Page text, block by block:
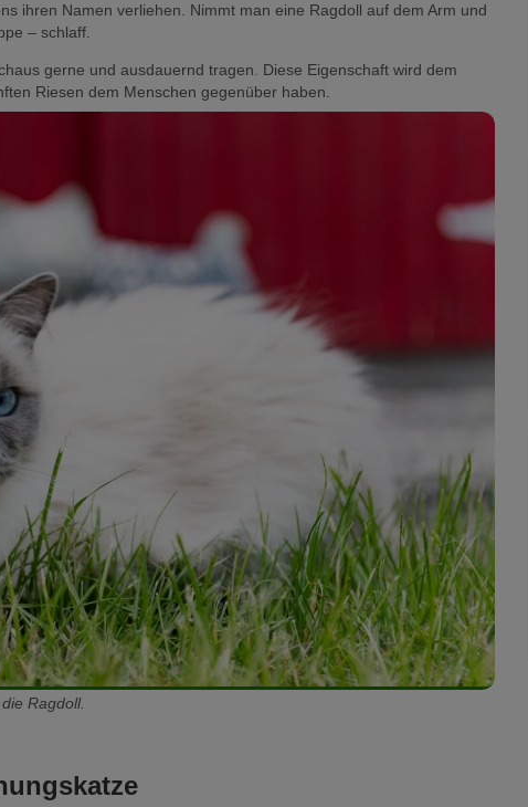
ihren Namen verliehen. Nimmt man eine Ragdoll auf dem Arm und
– schlaff.
gerne und ausdauernd tragen. Diese Eigenschaft wird dem
Riesen dem Menschen gegenüber haben.
Ragdoll.